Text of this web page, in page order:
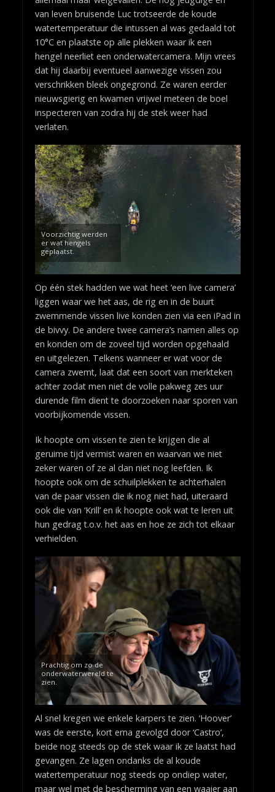
van leven bruisende Luc trotseerde de koude
watertemperatuur die intussen al was gedaald tot
10°C en plaatste op alle plekken waar ik een
hengel neerliet een onderwatercamera. Mijn vrees
dat hij daarbij eventueel aanwezige vissen zou
verschrikken bleek ongegrond. Ze waren eerder
nieuwsgierig en kwamen vrijwel meteen de boel
inspecteren van zodra hij de stek weer had
verlaten.
Voorzichtig werden
er wat hengels
geplaatst.
Op één stek hadden we wat heet ‘een live camera’
liggen waar we het aas, de rig en in de buurt
zwemmende vissen live konden zien via een iPad in
de bivvy. De andere twee camera’s namen alles op
en konden om de zoveel tijd worden opgehaald
en uitgelezen. Telkens wanneer er wat voor de
camera zwemt, laat dat een soort van merkteken
achter zodat men niet de volle pakweg zes uur
durende film dient te doorzoeken naar sporen van
voorbijkomende vissen.
Ik hoopte om vissen te zien te krijgen die al
geruime tijd vermist waren en waarvan we niet
zeker waren of ze al dan niet nog leefden. Ik
hoopte ook om de schuilplekken te achterhalen
van de paar vissen die ik nog niet had, uiteraard
ook die van ‘Krill’ en ik hoopte ook wat te leren uit
hun gedrag t.o.v. het aas en hoe ze zich tot elkaar
verhielden.
Prachtig om zo de
onderwaterwereld te
zien.
Al snel kregen we enkele karpers te zien. ‘Hoover’
was de eerste, kort erna gevolgd door ‘Castro’,
beide nog steeds op de stek waar ik ze laatst had
gevangen. Ze lagen ondanks de al koude
watertemperatuur nog steeds op ondiep water,
maar wel met de bescherming van een waaier aan